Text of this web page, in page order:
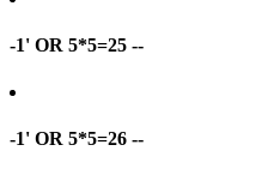
-1' OR 5*5=25 --
-1' OR 5*5=26 --